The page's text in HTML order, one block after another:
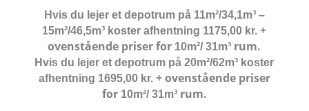
Hvis du lejer et depotrum på 11m²/34,1m³–
15m²/46,5m³ koster afhentning 1175,00 kr. +
ovenstående priser for 10m²/ 31m³ rum.
Hvis du lejer et depotrum på20m²/62m³ koster
afhentning 1695,00 kr.+ ovenstående priser
for 10m²/ 31m³rum.